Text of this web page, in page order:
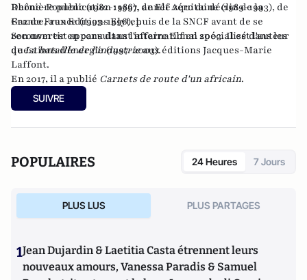
Rhône-Poulenc (1982-1986), de Elf Aquitaine (1989-1993), de
Gaz de France (1993-1996), puis de la SNCF avant de se
reconvertir en consultant international spécialisé dans les
questions d'énergie (1997-2003).
Dernière publication :1997, année zéro du déclin de la
France, aux Editions Elytel.
Son nom est apparu dans l'affaire Elf en 2003. Il est l'auteur
deLa bataille de l'industrieaux éditions Jacques-Marie
Laffont.
En 2017, il a publié Carnets de route d'un africain.
SUIVRE
POPULAIRES 24 Heures 7 Jours
PLUS LUS PLUS PARTAGES
1Jean Dujardin & Laetitia Casta étrennent leurs
nouveaux amours, Vanessa Paradis & Samuel